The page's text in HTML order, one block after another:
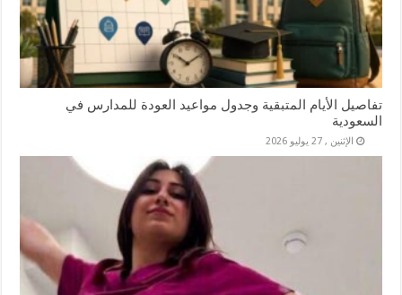
تفاصيل الأيام المتبقية وجدول مواعيد العودة للمدارس في
السعودية
الإثنين , 27 يوليو 2026